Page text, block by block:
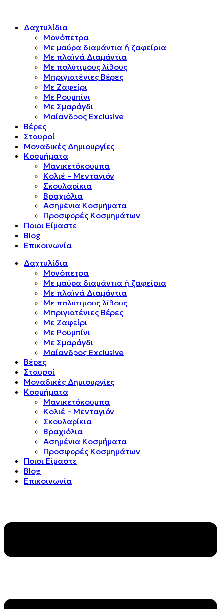
Δαχτυλίδια
Μονόπετρα
Mε μαύρα διαμάντια ή ζαφείρια
Mε πλαϊνά Διαμάντια
Mε πολύτιμους λίθους
Μπριγιατένιες Βέρες
Με Ζαφείρι
Με Ρουμπίνι
Με Σμαράγδι
Μαίανδρος Exclusive
Βέρες
Σταυροί
Μοναδικές Δημιουργίες
Κοσμήματα
Μανικετόκουμπα
Κολιέ – Μενταγιόν
Σκουλαρίκια
Βραχιόλια
Ασημένια Κοσμήματα
Προσφορές Κοσμημάτων
Ποιοι Είμαστε
Blog
Επικοινωνία
Δαχτυλίδια
Μονόπετρα
Mε μαύρα διαμάντια ή ζαφείρια
Mε πλαϊνά Διαμάντια
Mε πολύτιμους λίθους
Μπριγιατένιες Βέρες
Με Ζαφείρι
Με Ρουμπίνι
Με Σμαράγδι
Μαίανδρος Exclusive
Βέρες
Σταυροί
Μοναδικές Δημιουργίες
Κοσμήματα
Μανικετόκουμπα
Κολιέ – Μενταγιόν
Σκουλαρίκια
Βραχιόλια
Ασημένια Κοσμήματα
Προσφορές Κοσμημάτων
Ποιοι Είμαστε
Blog
Επικοινωνία